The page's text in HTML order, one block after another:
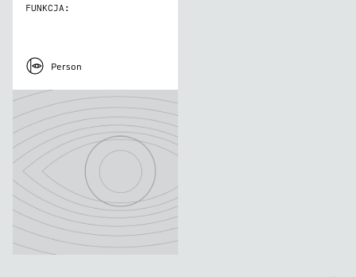
FUNKCJA:
Person